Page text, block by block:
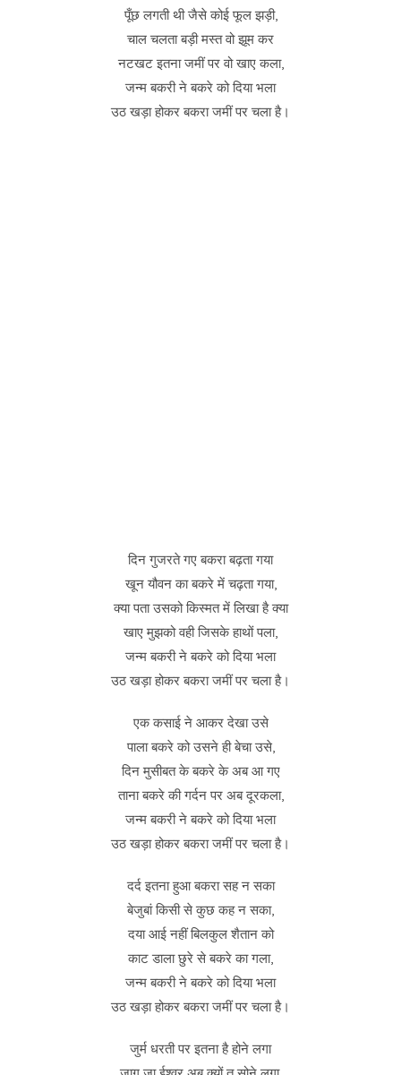
पूँछ लगती थी जैसे कोई फूल झड़ी,
चाल चलता बड़ी मस्त वो झूम कर
नटखट इतना जमीं पर वो खाए कला,
जन्म बकरी ने बकरे को दिया भला
उठ खड़ा होकर बकरा जमीं पर चला है।
दिन गुजरते गए बकरा बढ़ता गया
खून यौवन का बकरे में चढ़ता गया,
क्या पता उसको किस्मत में लिखा है क्या
खाए मुझको वही जिसके हाथों पला,
जन्म बकरी ने बकरे को दिया भला
उठ खड़ा होकर बकरा जमीं पर चला है।
एक कसाई ने आकर देखा उसे
पाला बकरे को उसने ही बेचा उसे,
दिन मुसीबत के बकरे के अब आ गए
ताना बकरे की गर्दन पर अब दूरकला,
जन्म बकरी ने बकरे को दिया भला
उठ खड़ा होकर बकरा जमीं पर चला है।
दर्द इतना हुआ बकरा सह न सका
बेजुबां किसी से कुछ कह न सका,
दया आई नहीं बिलकुल शैतान को
काट डाला छुरे से बकरे का गला,
जन्म बकरी ने बकरे को दिया भला
उठ खड़ा होकर बकरा जमीं पर चला है।
जुर्म धरती पर इतना है होने लगा